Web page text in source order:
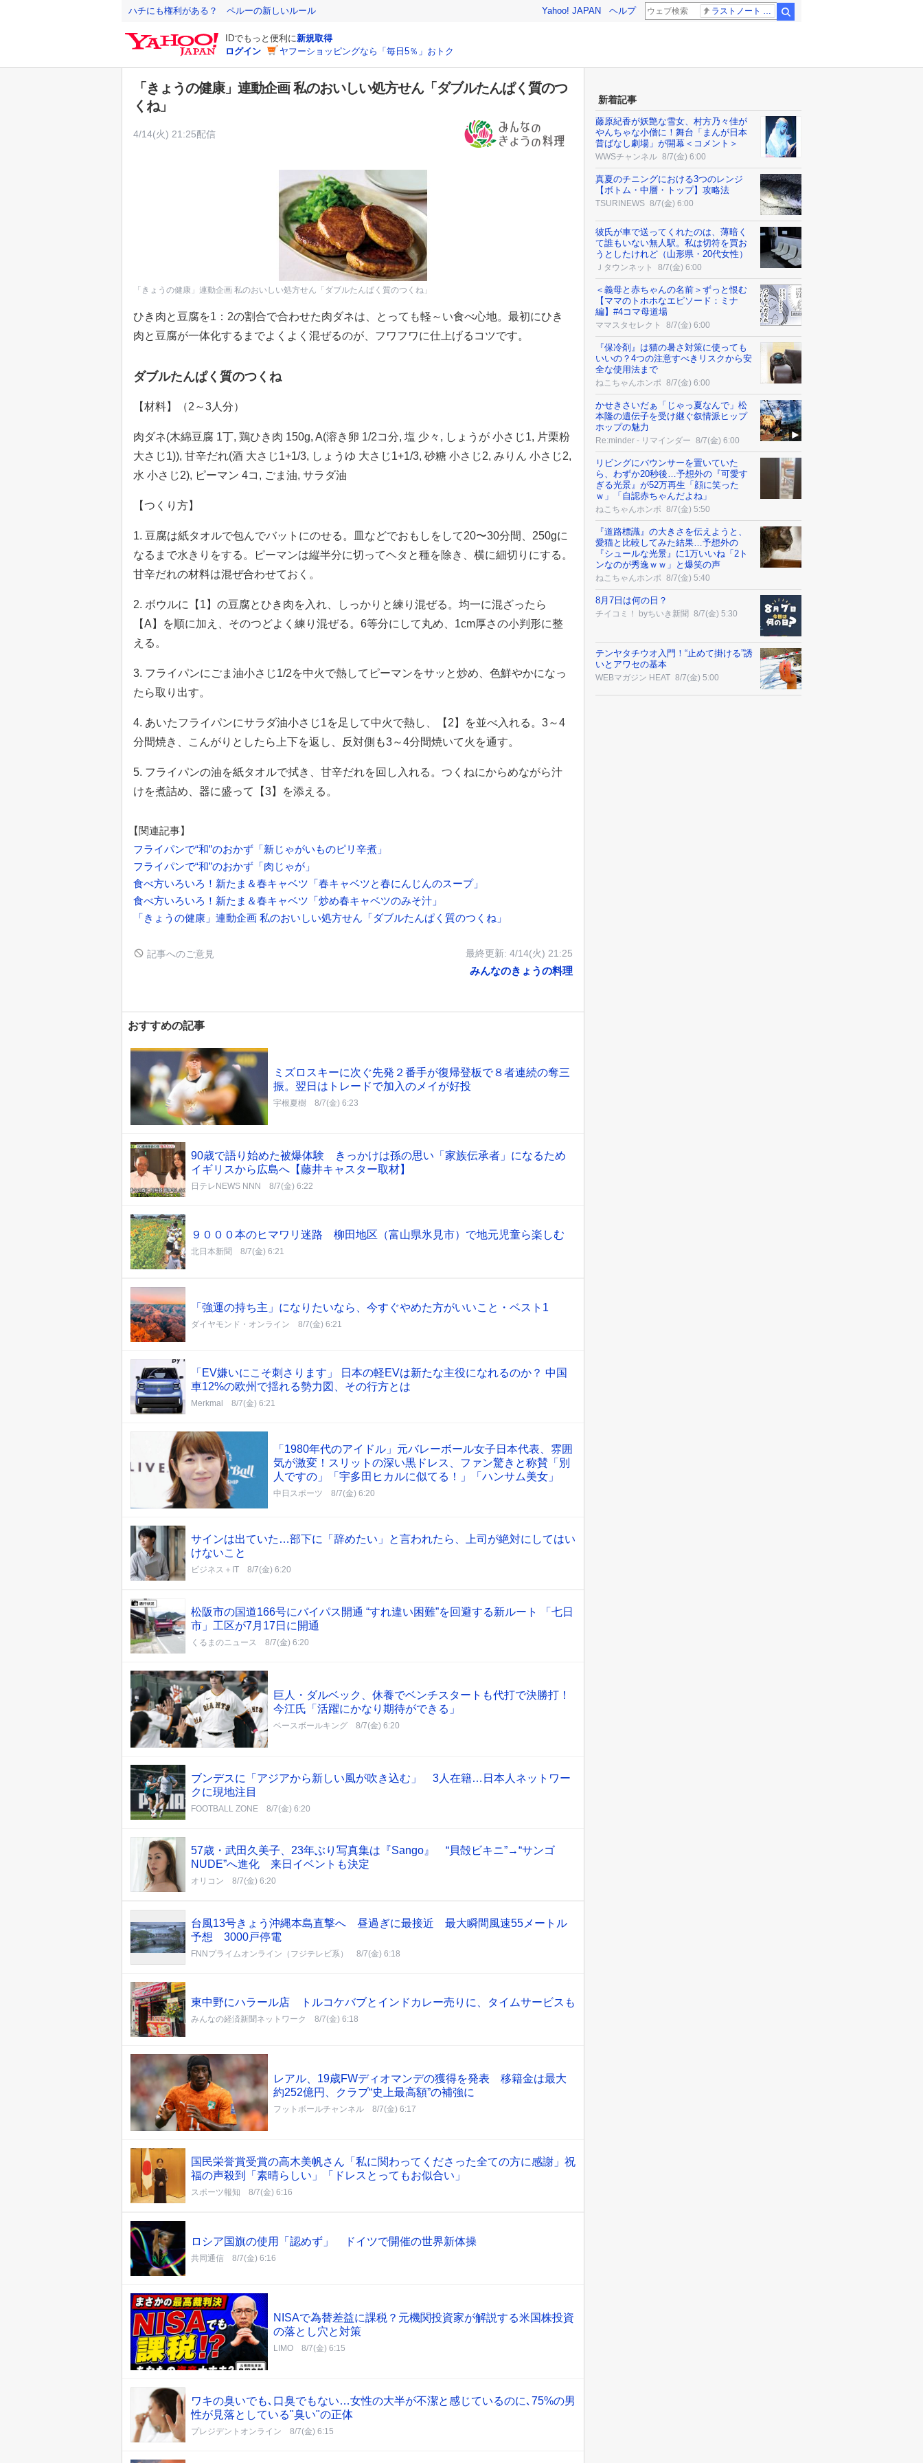
ハチにも権利がある？ ペルーの新しいルール Yahoo! JAPAN ヘルプ ラストノート 内田有紀
IDでもっと便利に新規取得
ログイン
ヤフーショッピングなら「毎日5％」おトク
「きょうの健康」連動企画 私のおいしい処方せん「ダブルたんぱく質のつ
くね」
4/14(火) 21:25配信
「きょうの健康」連動企画 私のおいしい処方せん「ダブルたんぱく質のつくね」
ひき肉と豆腐を1：2の割合で合わせた肉ダネは、とっても軽～い食べ心地。最初にひき
肉と豆腐が一体化するまでよくよく混ぜるのが、フワフワに仕上げるコツです。
ダブルたんぱく質のつくね
【材料】（2～3人分）
肉ダネ(木綿豆腐 1丁, 鶏ひき肉 150g, A(溶き卵 1/2コ分, 塩 少々, しょうが 小さじ1, 片栗粉
大さじ1)), 甘辛だれ(酒 大さじ1+1/3, しょうゆ 大さじ1+1/3, 砂糖 小さじ2, みりん 小さじ2,
水 小さじ2), ピーマン 4コ, ごま油, サラダ油
【つくり方】
1. 豆腐は紙タオルで包んでバットにのせる。皿などでおもしをして20〜30分間、250gに
なるまで水きりをする。ピーマンは縦半分に切ってヘタと種を除き、横に細切りにする。
甘辛だれの材料は混ぜ合わせておく。
2. ボウルに【1】の豆腐とひき肉を入れ、しっかりと練り混ぜる。均一に混ざったら
【A】を順に加え、そのつどよく練り混ぜる。6等分にして丸め、1cm厚さの小判形に整
える。
3. フライパンにごま油小さじ1/2を中火で熱してピーマンをサッと炒め、色鮮やかになっ
たら取り出す。
4. あいたフライパンにサラダ油小さじ1を足して中火で熱し、【2】を並べ入れる。3～4
分間焼き、こんがりとしたら上下を返し、反対側も3～4分間焼いて火を通す。
5. フライパンの油を紙タオルで拭き、甘辛だれを回し入れる。つくねにからめながら汁
けを煮詰め、器に盛って【3】を添える。
【関連記事】
フライパンで“和”のおかず「新じゃがいものピリ辛煮」
フライパンで“和”のおかず「肉じゃが」
食べ方いろいろ！新たま＆春キャベツ「春キャベツと春にんじんのスープ」
食べ方いろいろ！新たま＆春キャベツ「炒め春キャベツのみそ汁」
「きょうの健康」連動企画 私のおいしい処方せん「ダブルたんぱく質のつくね」
記事へのご意見 最終更新: 4/14(火) 21:25
みんなのきょうの料理
おすすめの記事
ミズロスキーに次ぐ先発２番手が復帰登板で８者連続の奪三
振。翌日はトレードで加入のメイが好投
宇根夏樹 8/7(金) 6:23
90歳で語り始めた被爆体験 きっかけは孫の思い「家族伝承者」になるため
イギリスから広島へ【藤井キャスター取材】
日テレNEWS NNN 8/7(金) 6:22
９０００本のヒマワリ迷路 柳田地区（富山県氷見市）で地元児童ら楽しむ
北日本新聞 8/7(金) 6:21
「強運の持ち主」になりたいなら、今すぐやめた方がいいこと・ベスト1
ダイヤモンド・オンライン 8/7(金) 6:21
「EV嫌いにこそ刺さります」 日本の軽EVは新たな主役になれるのか？ 中国
車12%の欧州で揺れる勢力図、その行方とは
Merkmal 8/7(金) 6:21
「1980年代のアイドル」元バレーボール女子日本代表、雰囲
気が激変！スリットの深い黒ドレス、ファン驚きと称賛「別
人ですの」「宇多田ヒカルに似てる！」「ハンサム美女」
中日スポーツ 8/7(金) 6:20
サインは出ていた…部下に「辞めたい」と言われたら、上司が絶対にしてはい
けないこと
ビジネス＋IT 8/7(金) 6:20
松阪市の国道166号にバイパス開通 “すれ違い困難”を回避する新ルート 「七日
市」工区が7月17日に開通
くるまのニュース 8/7(金) 6:20
巨人・ダルベック、休養でベンチスタートも代打で決勝打！
今江氏「活躍にかなり期待ができる」
ベースボールキング 8/7(金) 6:20
ブンデスに「アジアから新しい風が吹き込む」 3人在籍…日本人ネットワー
クに現地注目
FOOTBALL ZONE 8/7(金) 6:20
57歳・武田久美子、23年ぶり写真集は『Sango』 “貝殻ビキニ”→“サンゴ
NUDE”へ進化 来日イベントも決定
オリコン 8/7(金) 6:20
台風13号きょう沖縄本島直撃へ 昼過ぎに最接近 最大瞬間風速55メートル
予想 3000戸停電
FNNプライムオンライン（フジテレビ系） 8/7(金) 6:18
東中野にハラール店 トルコケバブとインドカレー売りに、タイムサービスも
みんなの経済新聞ネットワーク 8/7(金) 6:18
レアル、19歳FWディオマンデの獲得を発表 移籍金は最大
約252億円、クラブ“史上最高額”の補強に
フットボールチャンネル 8/7(金) 6:17
国民栄誉賞受賞の高木美帆さん「私に関わってくださった全ての方に感謝」祝
福の声殺到「素晴らしい」「ドレスとってもお似合い」
スポーツ報知 8/7(金) 6:16
ロシア国旗の使用「認めず」 ドイツで開催の世界新体操
共同通信 8/7(金) 6:16
NISAで為替差益に課税？元機関投資家が解説する米国株投資
の落とし穴と対策
LIMO 8/7(金) 6:15
ワキの臭いでも､口臭でもない…女性の大半が不潔と感じているのに､75%の男
性が見落としている"臭い"の正体
プレジデントオンライン 8/7(金) 6:15
新着記事
藤原紀香が妖艶な雪女、村方乃々佳が
やんちゃな小僧に！舞台「まんが日本
昔ばなし劇場」が開幕＜コメント＞
WWSチャンネル 8/7(金) 6:00
真夏のチニングにおける3つのレンジ
【ボトム・中層・トップ】攻略法
TSURINEWS 8/7(金) 6:00
彼氏が車で送ってくれたのは、薄暗く
て誰もいない無人駅。私は切符を買お
うとしたけれど（山形県・20代女性）
Ｊタウンネット 8/7(金) 6:00
＜義母と赤ちゃんの名前＞ずっと恨む
【ママのトホホなエピソード：ミナ
編】#4コマ母道場
ママスタセレクト 8/7(金) 6:00
『保冷剤』は猫の暑さ対策に使っても
いいの？4つの注意すべきリスクから安
全な使用法まで
ねこちゃんホンポ 8/7(金) 6:00
かせきさいだぁ「じゃっ夏なんで」松
本隆の遺伝子を受け継ぐ叙情派ヒップ
ホップの魅力
Re:minder - リマインダー 8/7(金) 6:00
リビングにバウンサーを置いていた
ら、わずか20秒後…予想外の『可愛す
ぎる光景』が52万再生「顔に笑った
ｗ」「自認赤ちゃんだよね」
ねこちゃんホンポ 8/7(金) 5:50
『道路標識』の大きさを伝えようと、
愛猫と比較してみた結果…予想外の
『シュールな光景』に1万いいね「2ト
ンなのが秀逸ｗｗ」と爆笑の声
ねこちゃんホンポ 8/7(金) 5:40
8月7日は何の日？
チイコミ！ byちいき新聞 8/7(金) 5:30
テンヤタチウオ入門！“止めて掛ける”誘
いとアワセの基本
WEBマガジン HEAT 8/7(金) 5:00